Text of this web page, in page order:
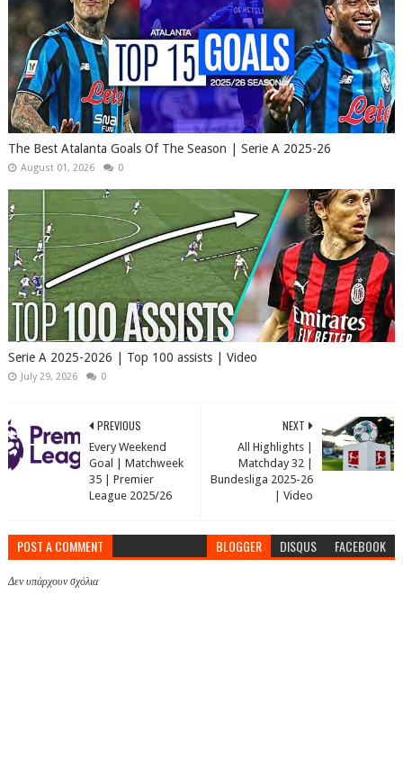
The Best Atalanta Goals Of The Season | Serie A 2025-26
August 01, 2026 0
Serie A 2025-2026 | Top 100 assists | Video
July 29, 2026 0
NEXT
All Highlights |
Matchday 32 |
Bundesliga 2025-26
| Video
PREVIOUS
Every Weekend
Goal | Matchweek
35 | Premier
League 2025/26
POST A COMMENT BLOGGER DISQUS FACEBOOK
Δεν υπάρχουν σχόλια